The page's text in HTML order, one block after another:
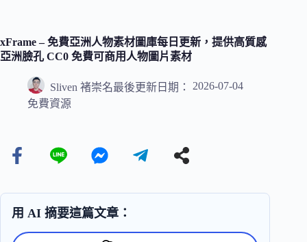
xFrame – 免費亞洲人物素材圖庫每日更新，提供高質感
亞洲臉孔 CC0 免費可商用人物圖片素材
Sliven 褚崇名最後更新日期：
2026-07-04
免費資源
用 AI 摘要這篇文章：